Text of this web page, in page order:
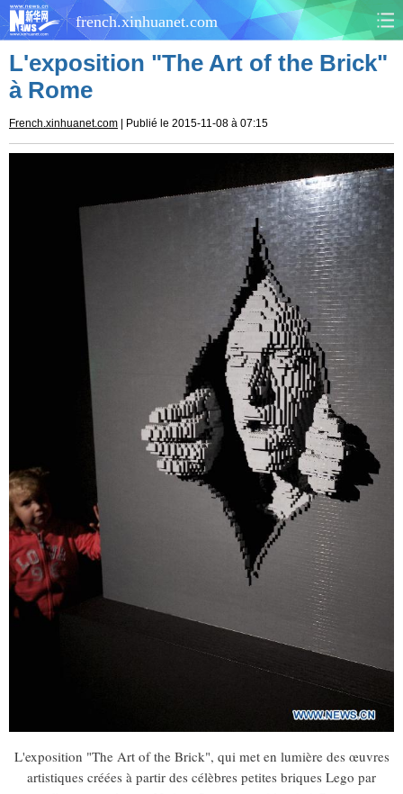
french.xinhuanet.com
CHINE MONDE
CULTURE SOCIÉTÉ
SANTÉ SPORTS
PLANÈTE
TOURISME DOCUMENTS
DOSSIERS PHOTOS
VIDÉOS
L'exposition "The Art of the Brick"
à Rome
French.xinhuanet.com | Publié le 2015-11-08 à 07:15
L'exposition "The Art of the Brick", qui met en lumière des œuvres
artistiques créées à partir des célèbres petites briques Lego par